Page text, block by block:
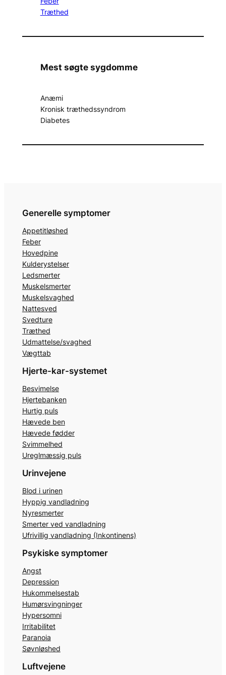
Træthed
Mest søgte sygdomme
Anæmi
Kronisk træthedssyndrom
Diabetes
Generelle symptomer
Appetitløshed
Feber
Hovedpine
Kulderystelser
Ledsmerter
Muskelsmerter
Muskelsvaghed
Nattesved
Svedture
Træthed
Udmattelse/svaghed
Vægttab
Hjerte-kar-systemet
Besvimelse
Hjertebanken
Hurtig puls
Hævede ben
Hævede fødder
Svimmelhed
Ureglmæssig puls
Urinvejene
Blod i urinen
Hyppig vandladning
Nyresmerter
Smerter ved vandladning
Ufrivillig vandladning (Inkontinens)
Psykiske symptomer
Angst
Depression
Hukommelsestab
Humørsvingninger
Hypersomni
Irritabilitet
Paranoia
Søvnløshed
Luftvejene